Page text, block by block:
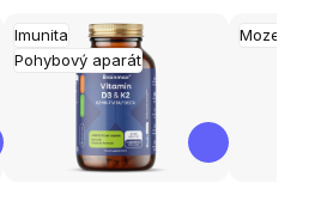
Imunita
Pohybový aparát
Mozek